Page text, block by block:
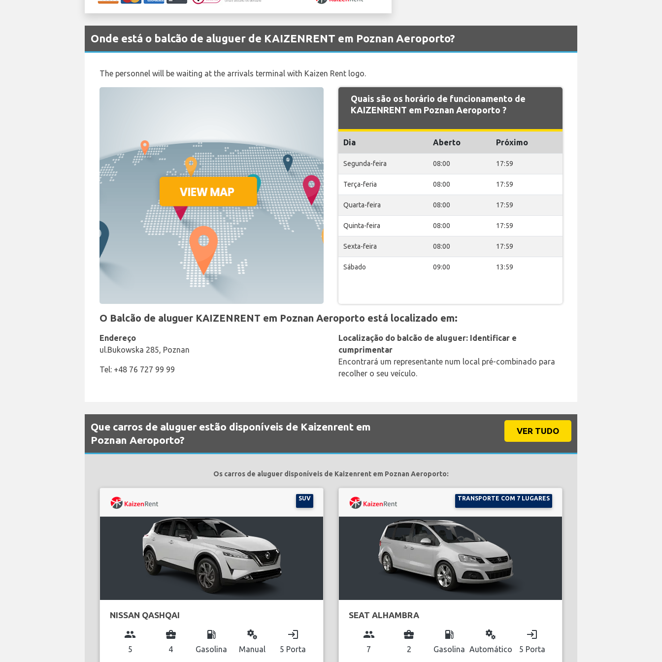
Onde está o balcão de aluguer de KAIZENRENT em Poznan Aeroporto?
The personnel will be waiting at the arrivals terminal with Kaizen Rent logo.
Quais são os horário de funcionamento de
KAIZENRENT em Poznan Aeroporto ?
Dia Aberto Próximo
Segunda-feira 08:00 17:59
Terça-feria 08:00 17:59
Quarta-feira 08:00 17:59
Quinta-feira 08:00 17:59
Sexta-feira 08:00 17:59
Sábado 09:00 13:59
O Balcão de aluguer KAIZENRENT em Poznan Aeroporto está localizado em:
Endereço
ul.Bukowska 285, Poznan
Tel: +48 76 727 99 99
Localização do balcão de aluguer: Identificar e
cumprimentar
Encontrará um representante num local pré-combinado para
recolher o seu veículo.
Que carros de aluguer estão disponíveis de Kaizenrent em
Poznan Aeroporto?
VER TUDO
Os carros de aluguer disponíveis de Kaizenrent em Poznan Aeroporto:
SUV
NISSAN QASHQAI
group
5
business_center
4
local_gas_station
Gasolina
miscellaneous_services
Manual
login
5 Porta
TRANSPORTE COM 7 LUGARES
SEAT ALHAMBRA
group
7
business_center
2
local_gas_station
Gasolina
miscellaneous_services
Automático
login
5 Porta